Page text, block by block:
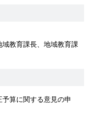
教育課長、地域教育課
算に関する意見の申